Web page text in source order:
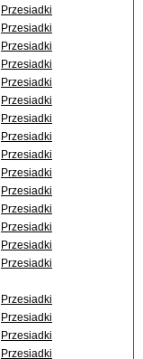
Przesiadki
Przesiadki
Przesiadki
Przesiadki
Przesiadki
Przesiadki
Przesiadki
Przesiadki
Przesiadki
Przesiadki
Przesiadki
Przesiadki
Przesiadki
Przesiadki
Przesiadki
Przesiadki
Przesiadki
Przesiadki
Przesiadki